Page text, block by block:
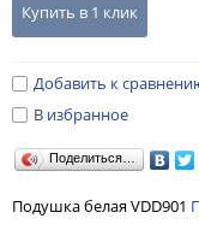
Купить в 1 клик
Добавить к
В избранное
Поделиться…
Подушка белая VDD901